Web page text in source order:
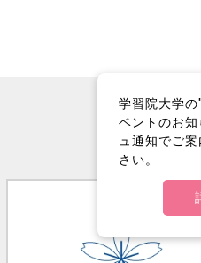
学習院大学
ベントのお
ュ通知でご
さい。